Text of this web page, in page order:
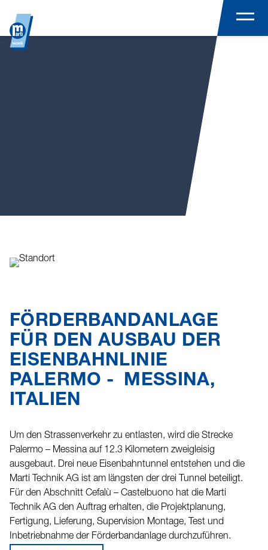
FÖRDERBANDANLAGE
FÜR DEN AUSBAU DER
EISENBAHNLINIE
PALERMO - MESSINA,
ITALIEN
Um den Strassenverkehr zu entlasten, wird die Strecke
Palermo – Messina auf 12.3 Kilometern zweigleisig
ausgebaut. Drei neue Eisenbahntunnel entstehen und die
Marti Technik AG ist am längsten der drei Tunnel beteiligt.
Für den Abschnitt Cefalù – Castelbuono hat die Marti
Technik AG den Auftrag erhalten, die Projektplanung,
Fertigung, Lieferung, Supervision Montage, Test und
Inbetriebnahme der Förderbandanlage durchzuführen.